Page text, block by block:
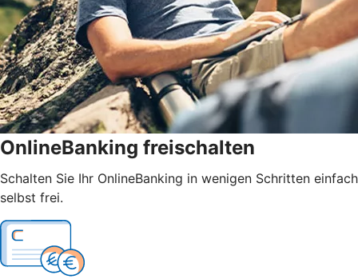
OnlineBanking freischalten
Schalten Sie Ihr OnlineBanking in wenigen Schritten einfach
selbst frei.